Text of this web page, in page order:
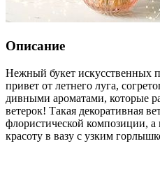
Описание
Нежный букет искусственных
привет от летнего луга,
дивными ароматами, которые
ветерок! Такая декоративная
флористической композиции, а
красоту в вазу с узким